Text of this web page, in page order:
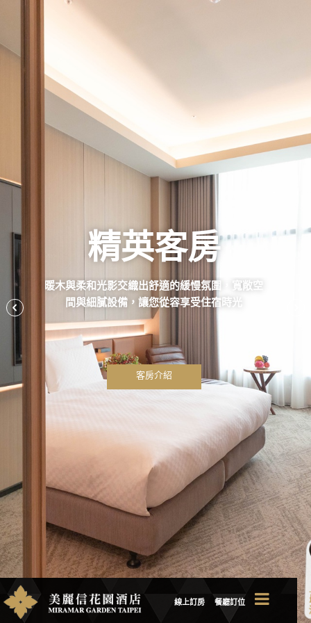
線上訂房 餐廳訂位
Previous
精英客房
暖木與柔和光影交織出舒適的緩慢氛圍，寬敞空
間與細膩設備，讓您從容享受住宿時光
客房介紹